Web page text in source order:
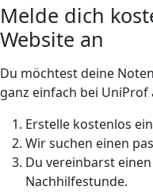
Melde dich
Website an
Du möchtest deine
ganz einfach bei UniProf
Erstelle kostenlos
Wir suchen einen
Du vereinbarst
Nachhilfestunde.